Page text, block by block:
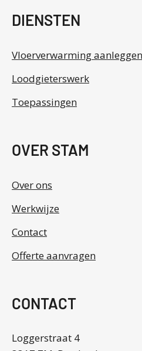
DIENSTEN
Vloerverwarming aanleggen
Loodgieterswerk
Toepassingen
OVER STAM
Over ons
Werkwijze
Contact
Offerte aanvragen
CONTACT
Loggerstraat 4